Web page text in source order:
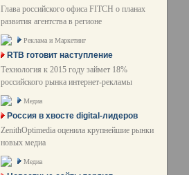
Глава российского офиса FITCH о планах
развития агентства в регионе
Реклама и Маркетинг
RTB готовит наступление
Технология к 2015 году займет 18%
российского рынка интернет-рекламы
Медиа
Россия в хвосте digital-лидеров
ZenithOptimedia оценила крупнейшие рынки
новых медиа
Медиа